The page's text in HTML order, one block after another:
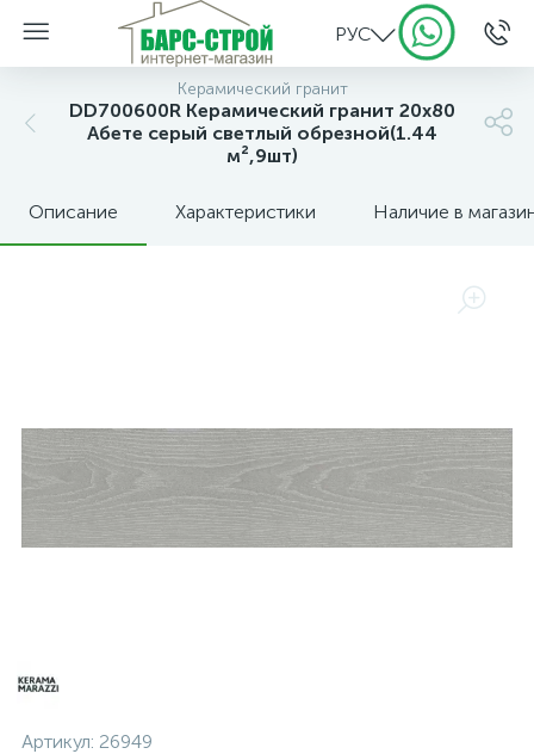
РУС
Керамический гранит
DD700600R Керамический гранит 20х80
Абете серый светлый обрезной(1.44
м²,9шт)
Описание Характеристики Наличие в
Артикул: 26949